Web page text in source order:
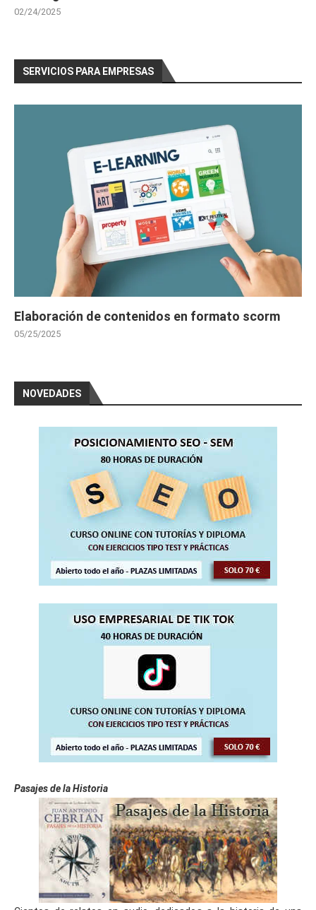
02/24/2025
SERVICIOS PARA EMPRESAS
Elaboración de contenidos en formato scorm
05/25/2025
NOVEDADES
Pasajes de la Historia